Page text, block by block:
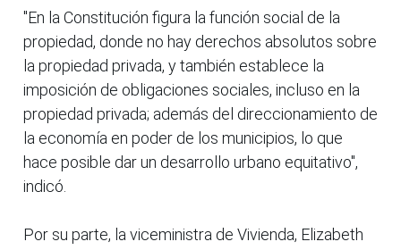
"En la Constitución figura la función social de la
propiedad, donde no hay derechos absolutos sobre
la propiedad privada, y también establece la
imposición de obligaciones sociales, incluso en la
propiedad privada; además del direccionamiento de
la economía en poder de los municipios, lo que
hace posible dar un desarrollo urbano equitativo",
indicó.
Por su parte, la viceministra de Vivienda, Elizabeth